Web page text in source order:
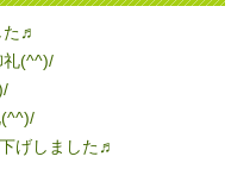
た♬
礼(^^)/
(^^)/
げしました♬